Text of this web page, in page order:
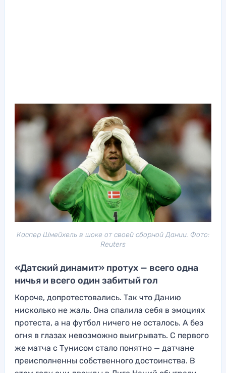
Каспер Шмейхель в шоке от своей сборной Дании. Фото:
Reuters
«Датский динамит» протух — всего одна
ничья и всего один забитый гол
Короче, допротестовались. Так что Данию
нисколько не жаль. Она спалила себя в эмоциях
протеста, а на футбол ничего не осталось. А без
огня в глазах невозможно выигрывать. С первого
же матча с Тунисом стало понятно — датчане
преисполненны собственного достоинства. В